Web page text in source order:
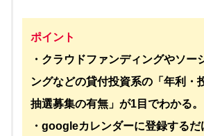
ポイント
・クラウドファンディングやソー
ングなどの貸付投資系の「年利・
抽選募集の有無」が1目でわかる。
・googleカレンダーに登録するだ